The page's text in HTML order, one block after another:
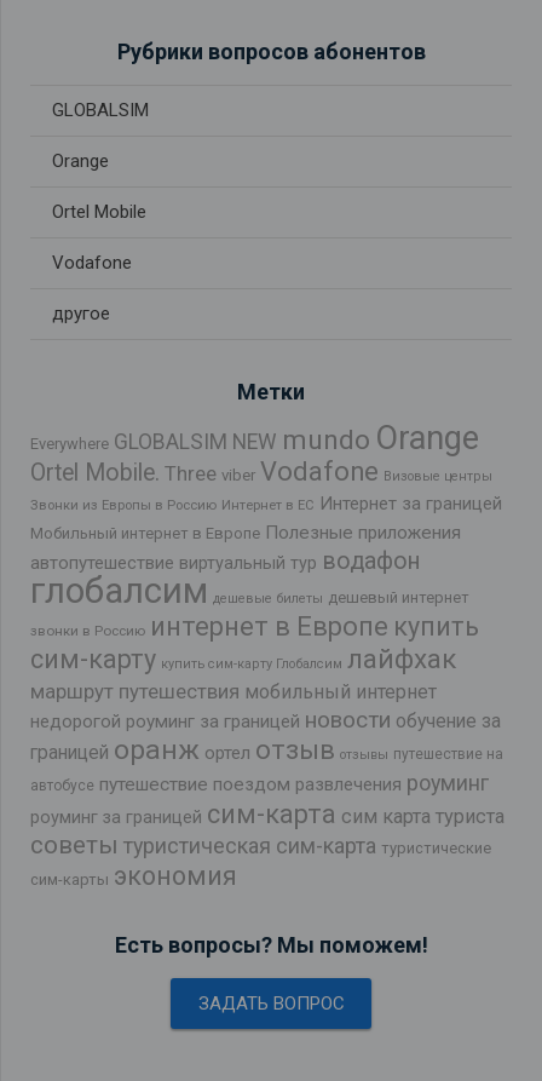
Рубрики вопросов абонентов
GLOBALSIM
Orange
Ortel Mobile
Vodafone
другое
Метки
Everywhere GLOBALSIM NEW mundo Orange
Ortel Mobile. Three viber Vodafone Визовые центры
Звонки из Европы в Россию Интернет в ЕС Интернет за границей
Мобильный интернет в Европе Полезные приложения
автопутешествие виртуальный тур водафон
глобалсим дешевые билеты дешевый интернет
звонки в Россию интернет в Европе купить
сим-карту купить сим-карту Глобалсим лайфхак
маршрут путешествия мобильный интернет
недорогой роуминг за границей новости обучение за
границей оранж ортел отзыв отзывы путешествие на
автобусе путешествие поездом развлечения роуминг
роуминг за границей сим-карта сим карта туриста
советы туристическая сим-карта туристические
сим-карты экономия
Есть вопросы? Мы поможем!
ЗАДАТЬ ВОПРОС